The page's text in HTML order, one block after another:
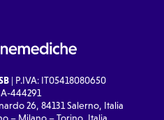
| P.IVA: IT05418080650
444291
26, 84131 Salerno, Italia
– Milano – Torino, Italia